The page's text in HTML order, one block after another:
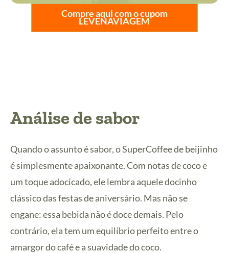
Compre aqui com o cupom
LEVENAVIAGEM
Análise de sabor
Quando o assunto é sabor, o SuperCoffee de beijinho
é simplesmente apaixonante. Com notas de coco e
um toque adocicado, ele lembra aquele docinho
clássico das festas de aniversário. Mas não se
engane: essa bebida não é doce demais. Pelo
contrário, ela tem um equilíbrio perfeito entre o
amargor do café e a suavidade do coco.